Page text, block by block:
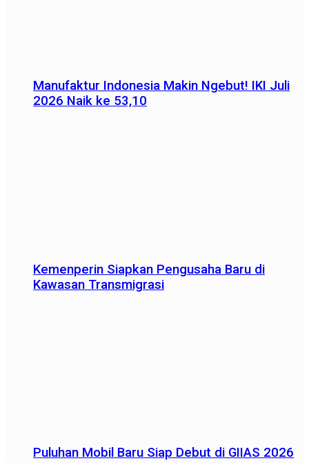
Manufaktur Indonesia Makin Ngebut! IKI Juli
2026 Naik ke 53,10
Kemenperin Siapkan Pengusaha Baru di
Kawasan Transmigrasi
Puluhan Mobil Baru Siap Debut di GIIAS 2026